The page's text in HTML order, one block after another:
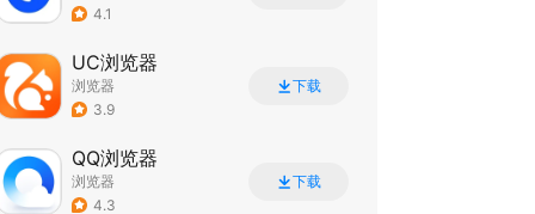
4.1
UC浏览器
浏览器
3.9
下载
QQ浏览器
浏览器
4.3
下载